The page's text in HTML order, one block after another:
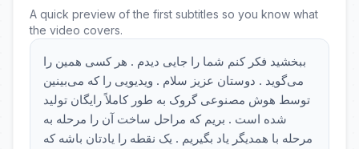
A quick preview of the first subtitles so you know what
the video covers.
ببخشید فکر کنم شما را جایی دیدم . هر کسی همین را
می‌گوید . دوستان عزیز سلام . ویدیویی را که می‌بینین
توسط هوش مصنوعی گروک به طور کاملاً رایگان تولید
شده است . بریم که مراحل ساخت آن را مرحله به
مرحله با همدیگر یاد بگیریم . یک نقطه را یادتان باشه که